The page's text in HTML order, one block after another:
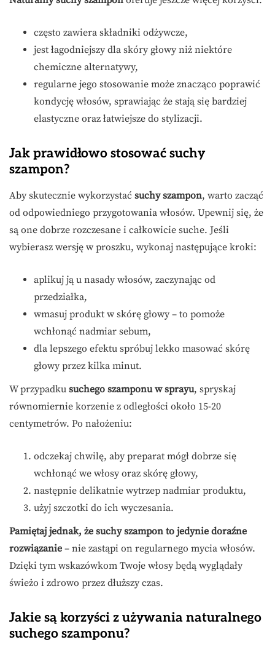
często zawiera składniki odżywcze,
jest łagodniejszy dla skóry głowy niż niektóre
chemiczne alternatywy,
regularne jego stosowanie może znacząco poprawić
kondycję włosów, sprawiając że stają się bardziej
elastyczne oraz łatwiejsze do stylizacji.
Jak prawidłowo stosować suchy
szampon?
Aby skutecznie wykorzystać suchy szampon, warto zacząć
od odpowiedniego przygotowania włosów. Upewnij się, że
są one dobrze rozczesane i całkowicie suche. Jeśli
wybierasz wersję w proszku, wykonaj następujące kroki:
aplikuj ją u nasady włosów, zaczynając od
przedziałka,
wmasuj produkt w skórę głowy – to pomoże
wchłonąć nadmiar sebum,
dla lepszego efektu spróbuj lekko masować skórę
głowy przez kilka minut.
W przypadku suchego szamponu w sprayu, spryskaj
równomiernie korzenie z odległości około 15-20
centymetrów. Po nałożeniu:
odczekaj chwilę, aby preparat mógł dobrze się
wchłonąć we włosy oraz skórę głowy,
następnie delikatnie wytrzep nadmiar produktu,
użyj szczotki do ich wyczesania.
Pamiętaj jednak, że suchy szampon to jedynie doraźne
rozwiązanie – nie zastąpi on regularnego mycia włosów.
Dzięki tym wskazówkom Twoje włosy będą wyglądały
świeżo i zdrowo przez dłuższy czas.
Jakie są korzyści z używania naturalnego
suchego szamponu?